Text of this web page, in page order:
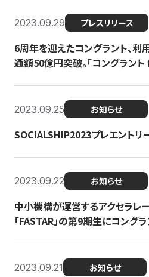
2023.09.29 プレスリリース
6周年を迎えたコングラント、
通額50億円突破。「コングラン
2023.09.25 お知らせ
SOCIALSHIP2023プレエントリ
2023.09.22 お知らせ
中小機構が運営するアクセラレ
「FASTAR」の第9期生にコング
2023.09.21 お知らせ